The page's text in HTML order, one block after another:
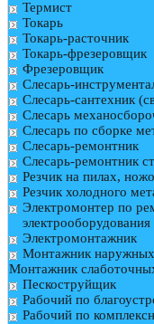
Термист
Токарь
Токарь-расточник
Токарь-фрезеровщик
Фрезеровщик
Слесарь-
Слесарь-сантехник
Слесарь
Слесарь по сборке
Слесарь-ремонтник
Слесарь-ремонтник
Резчик на пилах,
Резчик холодного
Электромонтер по
электрооборудования
Электромонтажник
Монтажник
Монтажник
Пескоструйщик
Рабочий по
Рабочий по